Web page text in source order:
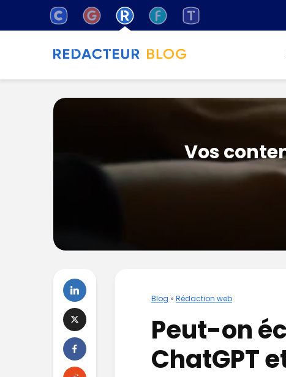
Vos
Blog » Rédaction web
Peut-on
ChatGPT